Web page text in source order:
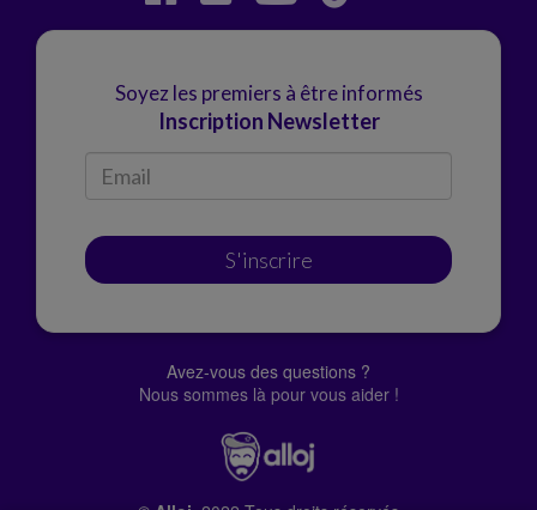
Soyez les premiers à être informés
Inscription Newsletter
S'inscrire
Avez-vous des questions ?
Nous sommes là pour vous aider !